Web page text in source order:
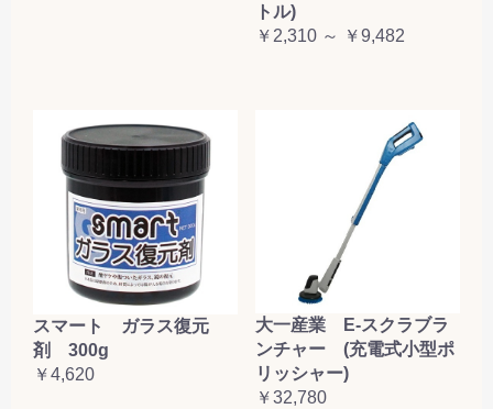
トル)
￥2,310 ～ ￥9,482
スマート ガラス復元
剤 300g
￥4,620
大一産業 E-スクラブラ
ンチャー (充電式小型ポ
リッシャー)
￥32,780